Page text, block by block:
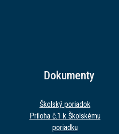
Dokumenty
Školský poriadok
Príloha č.1 k Školskému
poriadku